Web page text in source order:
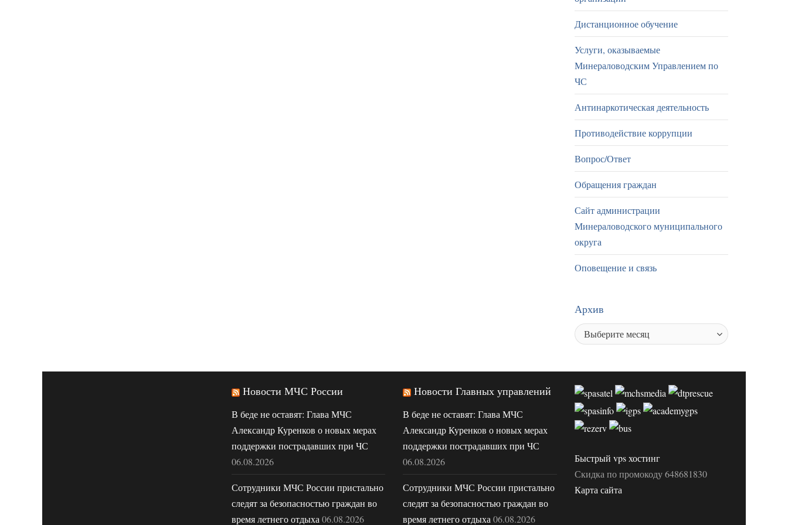
Дистанционное обучение
Услуги, оказываемые
Минераловодским Управлением по
ЧС
Антинаркотическая деятельность
Противодействие коррупции
Вопрос/Ответ
Обращения граждан
Сайт администрации
Минераловодского муниципального
округа
Оповещение и связь
Архив
Новости МЧС России
В беде не оставят: Глава МЧС
Александр Куренков о новых мерах
поддержки пострадавших при ЧС
06.08.2026
Сотрудники МЧС России пристально
следят за безопасностью граждан во
время летнего отдыха 06.08.2026
Новости Главных управлений
В беде не оставят: Глава МЧС
Александр Куренков о новых мерах
поддержки пострадавших при ЧС
06.08.2026
Сотрудники МЧС России пристально
следят за безопасностью граждан во
время летнего отдыха 06.08.2026
Быстрый vps хостинг
Скидка по промокоду 648681830
Карта сайта